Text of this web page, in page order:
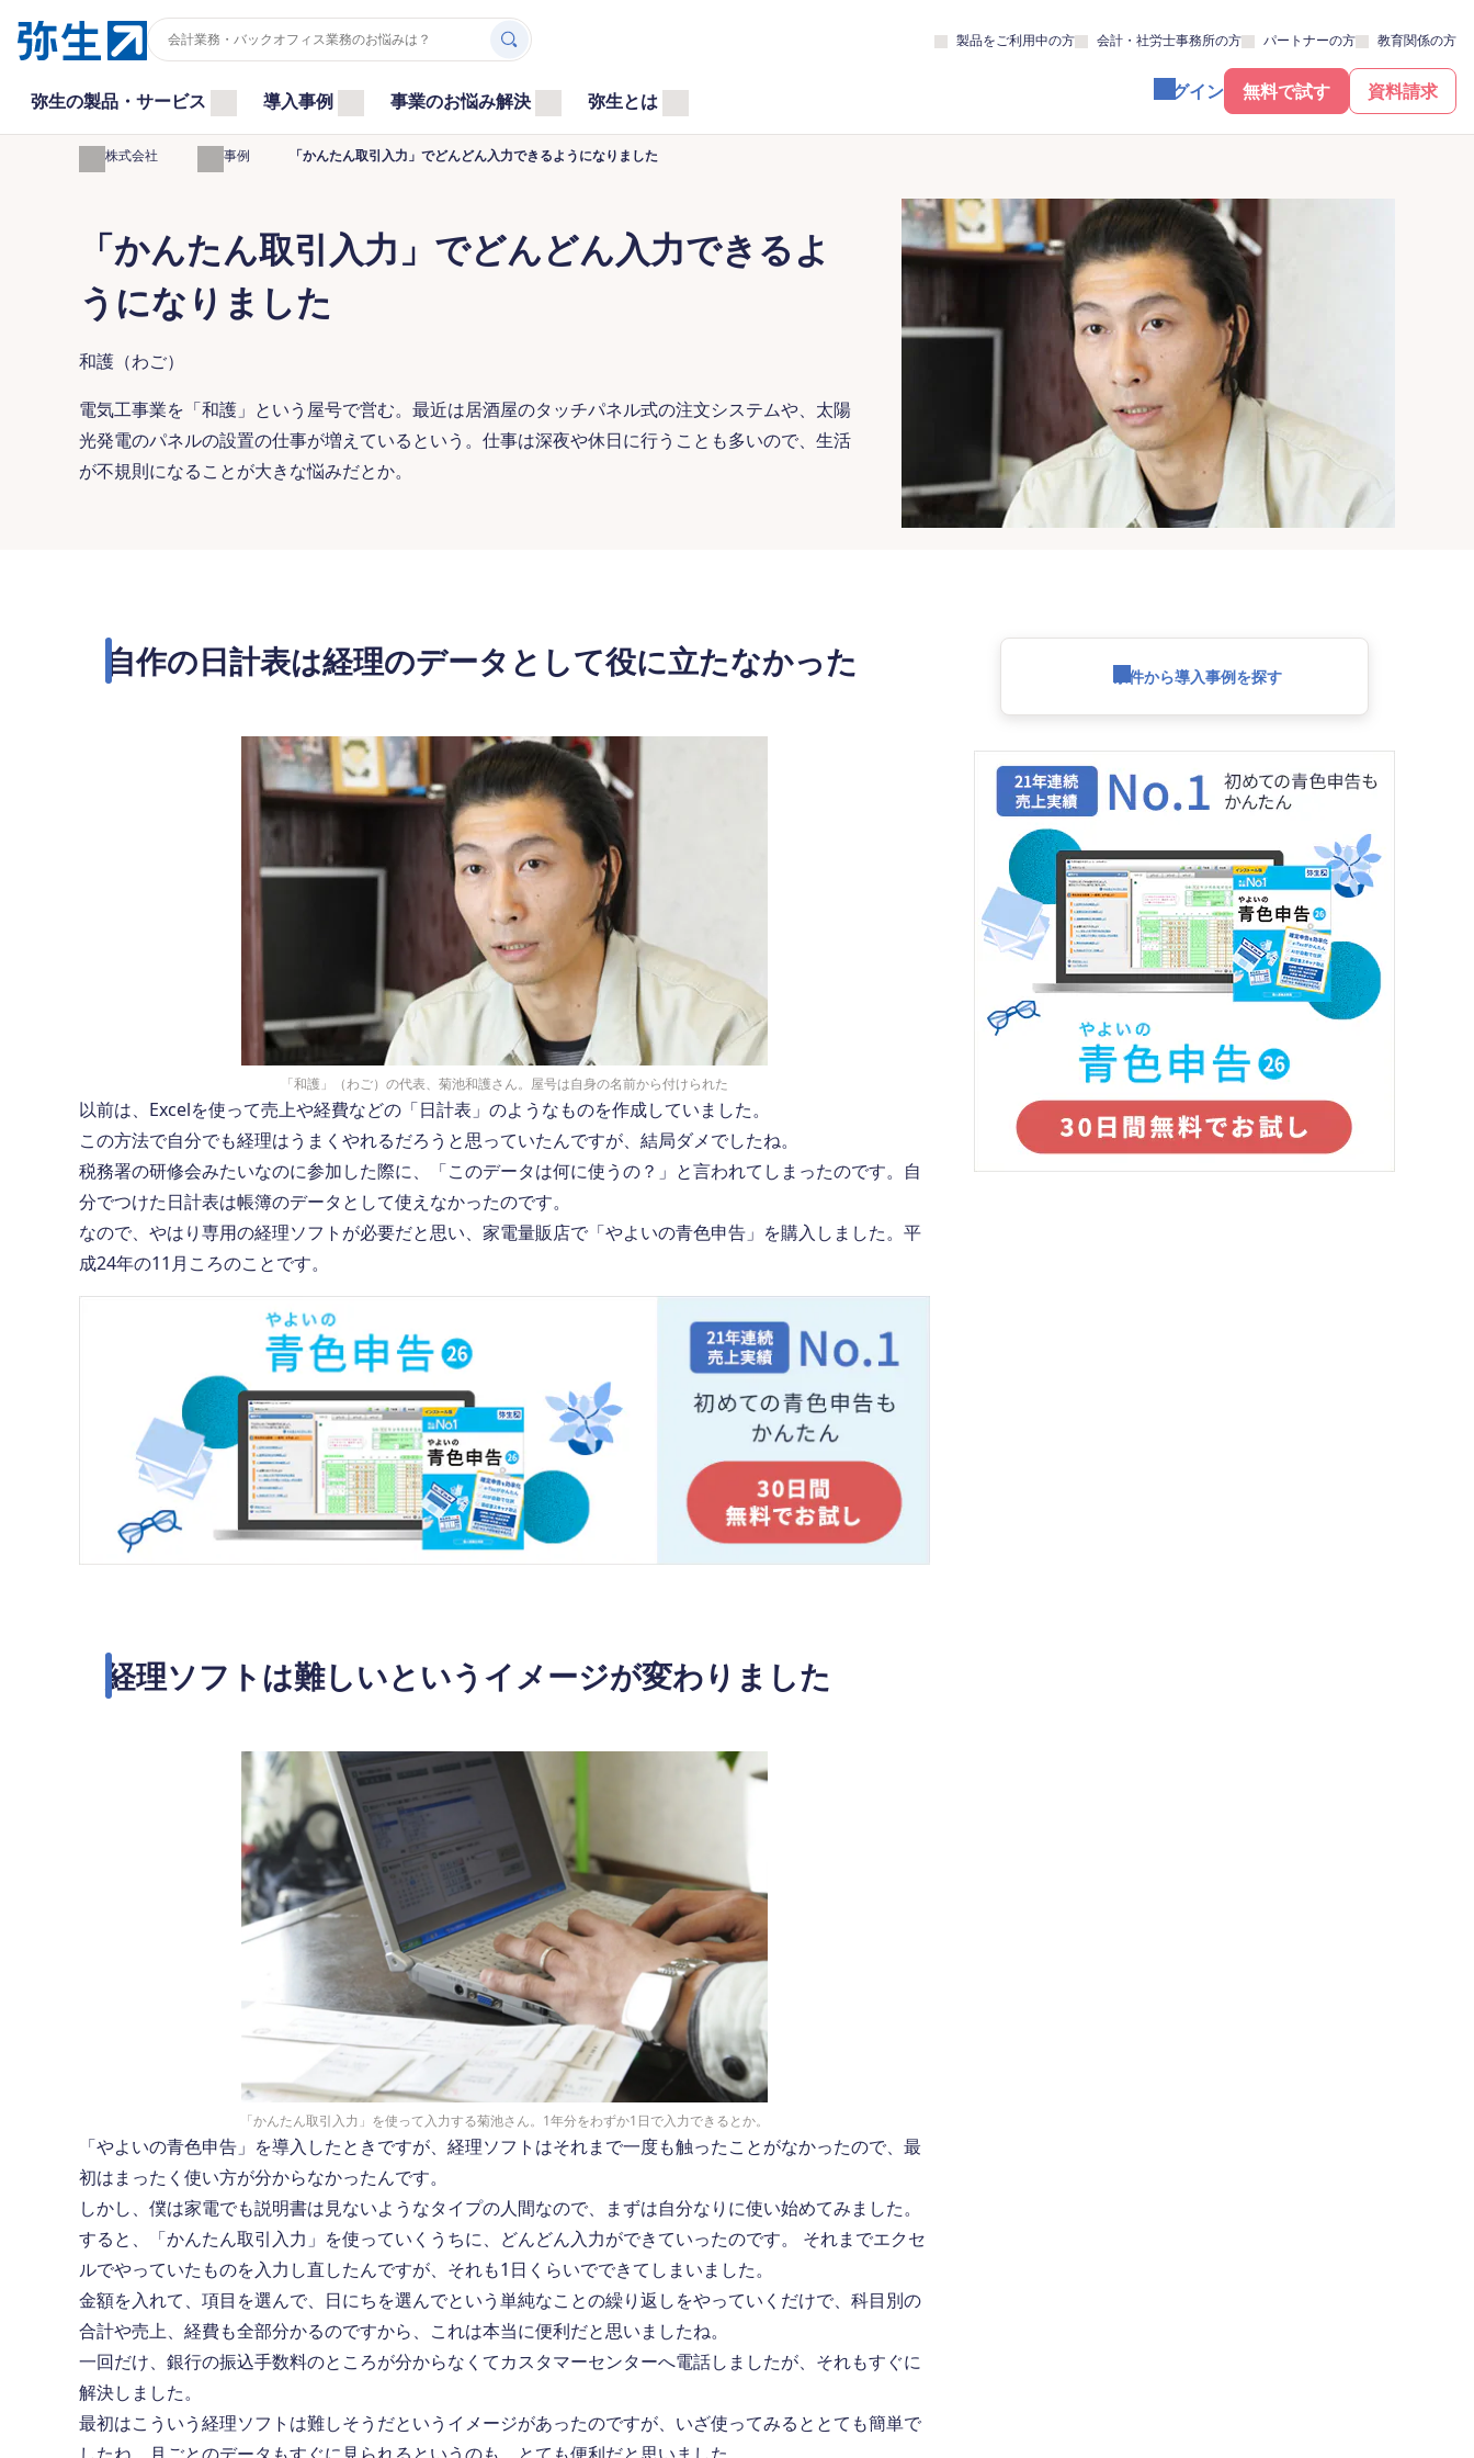
製品をご利用中の方 会計・社労士事務所の方 パートナーの方 教育関係の方
弥生の製品・サービス 導入事例 事業のお悩み解決 弥生とは 無料で試す 資料請求
ログイン
弥生株式会社 導入事例 「かんたん取引入力」でどんどん入力できるようになりました
「かんたん取引入力」でどんどん入力できるよ
うになりました
和護（わご）
電気工事業を「和護」という屋号で営む。最近は居酒屋のタッチパネル式の注文システムや、太陽
光発電のパネルの設置の仕事が増えているという。仕事は深夜や休日に行うことも多いので、生活
が不規則になることが大きな悩みだとか。
自作の日計表は経理のデータとして役に立たなかった
「和護」（わご）の代表、菊池和護さん。屋号は自身の名前から付けられた
以前は、Excelを使って売上や経費などの「日計表」のようなものを作成していました。
この方法で自分でも経理はうまくやれるだろうと思っていたんですが、結局ダメでしたね。
税務署の研修会みたいなのに参加した際に、「このデータは何に使うの？」と言われてしまったのです。自
分でつけた日計表は帳簿のデータとして使えなかったのです。
なので、やはり専用の経理ソフトが必要だと思い、家電量販店で「やよいの青色申告」を購入しました。平
成24年の11月ころのことです。
経理ソフトは難しいというイメージが変わりました
「かんたん取引入力」を使って入力する菊池さん。1年分をわずか1日で入力できるとか。
「やよいの青色申告」を導入したときですが、経理ソフトはそれまで一度も触ったことがなかったので、最
初はまったく使い方が分からなかったんです。
しかし、僕は家電でも説明書は見ないようなタイプの人間なので、まずは自分なりに使い始めてみました。
すると、「かんたん取引入力」を使っていくうちに、どんどん入力ができていったのです。 それまでエクセ
ルでやっていたものを入力し直したんですが、それも1日くらいでできてしまいました。
金額を入れて、項目を選んで、日にちを選んでという単純なことの繰り返しをやっていくだけで、科目別の
合計や売上、経費も全部分かるのですから、これは本当に便利だと思いましたね。
一回だけ、銀行の振込手数料のところが分からなくてカスタマーセンターへ電話しましたが、それもすぐに
解決しました。
最初はこういう経理ソフトは難しそうだというイメージがあったのですが、いざ使ってみるととても簡単で
条件から導入事例を探す